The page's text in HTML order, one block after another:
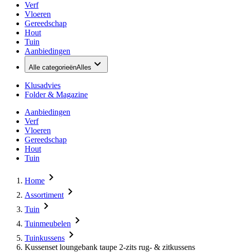
Verf
Vloeren
Gereedschap
Hout
Tuin
Aanbiedingen
Alle categorieënAlles
Klusadvies
Folder & Magazine
Aanbiedingen
Verf
Vloeren
Gereedschap
Hout
Tuin
Home
Assortiment
Tuin
Tuinmeubelen
Tuinkussens
Kussenset loungebank taupe 2-zits rug- & zitkussens